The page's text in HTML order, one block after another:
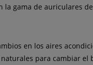
la gama de auriculares
en los aires
para cambiar